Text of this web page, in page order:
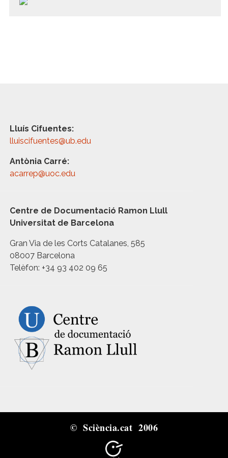
Lluís Cifuentes:
lluiscifuentes@ub.edu
Antònia Carré:
acarrep@uoc.edu
Centre de Documentació Ramon Llull
Universitat de Barcelona
Gran Via de les Corts Catalanes, 585
08007 Barcelona
Telèfon: +34 93 402 09 65
© Sciència.cat 2006